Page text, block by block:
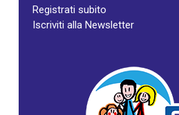
Registrati subito
Iscriviti alla Newsletter